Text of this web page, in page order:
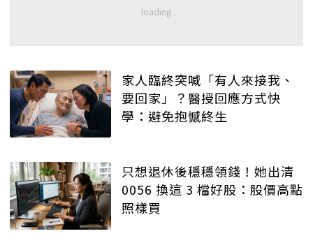
家人臨終突喊「有人來接我、
要回家」？醫授回應方式快
學：避免抱憾終生
只想退休後穩穩領錢！她出清
0056 換這 3 檔好股：股價高點
照樣買